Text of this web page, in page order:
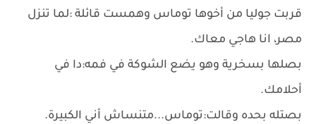
قربت جوليا من أخوها توماس وهمست قائلة :لما تنزل
مصر، انا هاجي معاك.
بصلها بسخرية وهو يضع الشوكة في فمه:دا في
أحلامك.
بصتله بحده وقالت:توماس...متنساش أني الكبيرة.